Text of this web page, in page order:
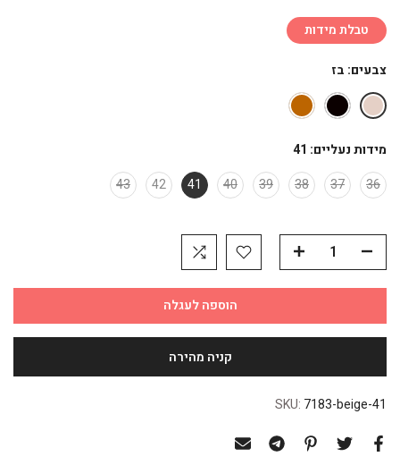
טבלת מידות
צבעים: בז
מידות נעליים: 41
36
37
38
39
40
41
42
43
הוספה לעגלה
SKU: 7183-beige-41